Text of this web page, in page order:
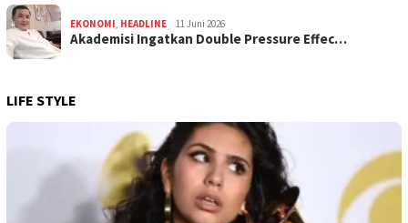
EKONOMI HEADLINE 11 Juni 2026
Akademisi Ingatkan Double Pressure Effec…
LIFE STYLE